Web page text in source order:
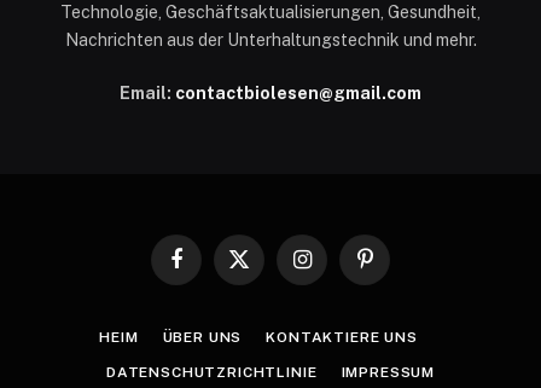
Technologie, Geschäftsaktualisierungen, Gesundheit,
Nachrichten aus der Unterhaltungstechnik und mehr.
Email: contactbiolesen@gmail.com
Facebook
X
InstagramPinterest
HEIM ÜBER UNS KONTAKTIERE UNS
DATENSCHUTZRICHTLINIE IMPRESSUM